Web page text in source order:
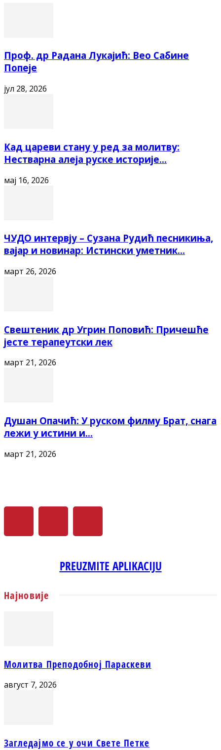
Проф. др Радана Лукајић: Вео Сабине
Попеје
јул 28, 2026
Кад цареви стану у ред за молитву:
Нестварна алеја руске историје...
мај 16, 2026
ЧУДО интервју – Сузана Рудић песникиња,
вајар и новинар: Истински уметник...
март 26, 2026
Свештеник др Угрин Поповић: Причешће
јесте терапеутски лек
март 21, 2026
Душан Опачић: У руском филму Брат, снага
лежи у истини и...
март 21, 2026
PREUZMITE APLIKACIJU
Најновије
Молитва Преподобној Параскеви
август 7, 2026
Загледајмо се у очи Свете Петке